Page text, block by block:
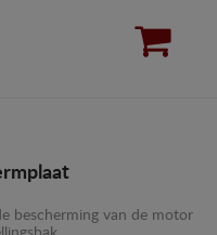
bescherming van de motor